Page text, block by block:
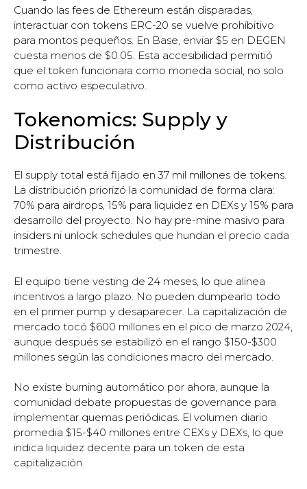
Cuando las fees de Ethereum están disparadas,
interactuar con tokens ERC-20 se vuelve prohibitivo
para montos pequeños. En Base, enviar $5 en DEGEN
cuesta menos de $0.05. Esta accesibilidad permitió
que el token funcionara como moneda social, no solo
como activo especulativo.
Tokenomics: Supply y
Distribución
El supply total está fijado en 37 mil millones de tokens.
La distribución priorizó la comunidad de forma clara:
70% para airdrops, 15% para liquidez en DEXs y 15% para
desarrollo del proyecto. No hay pre-mine masivo para
insiders ni unlock schedules que hundan el precio cada
trimestre.
El equipo tiene vesting de 24 meses, lo que alinea
incentivos a largo plazo. No pueden dumpearlo todo
en el primer pump y desaparecer. La capitalización de
mercado tocó $600 millones en el pico de marzo 2024,
aunque después se estabilizó en el rango $150-$300
millones según las condiciones macro del mercado.
No existe burning automático por ahora, aunque la
comunidad debate propuestas de governance para
implementar quemas periódicas. El volumen diario
promedia $15-$40 millones entre CEXs y DEXs, lo que
indica liquidez decente para un token de esta
capitalización.